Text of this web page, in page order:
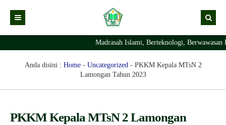
Kabar Madrasah
Profil Madrasah
Ekstrakurikuler Madrasah
KURIKULUM
Struktur Organisasi Madrasah
Madrasah Islami, Berteknologi, Berwawasan
Anda disini : Home- Uncategorized- PKKM Kepala MTsN 2
Lamongan Tahun 2023
PKKM Kepala MTsN 2 Lamongan